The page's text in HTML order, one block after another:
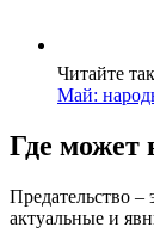
Читайте
Май:
Где может
Предательство
актуальные и